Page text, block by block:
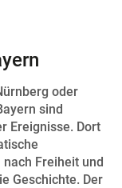
oder
sind
Ereignisse. Dort
Freiheit und
Geschichte. Der